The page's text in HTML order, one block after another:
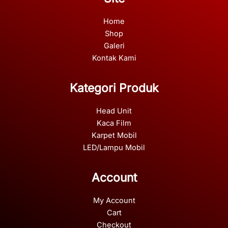
Home
Shop
Galeri
Kontak Kami
Kategori Produk
Head Unit
Kaca Film
Karpet Mobil
LED/Lampu Mobil
Account
My Account
Cart
Checkout